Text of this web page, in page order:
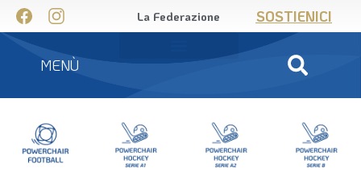
La Federazione SOSTIENICI
MENÙ